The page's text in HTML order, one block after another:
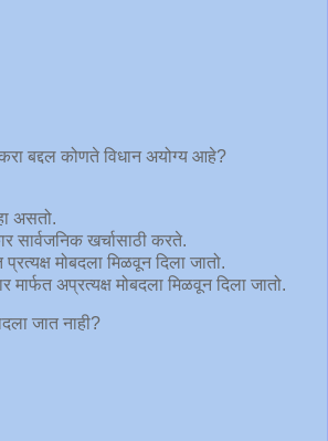
बद्दल कोणते विधान अयोग्य आहे?
असतो.
सार्वजनिक खर्चासाठी करते.
मोबदला मिळवून दिला जातो.
मार्फत अप्रत्यक्ष मोबदला मिळवून दिला जातो.
जात नाही?